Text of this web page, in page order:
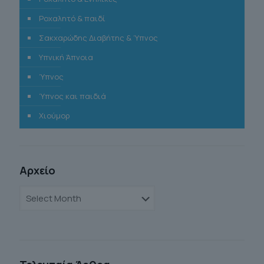
Ροχαλητό & παιδί
Σακχαρώδης Διαβήτης & Ύπνος
Υπνική Άπνοια
Ύπνος
Ύπνος και παιδιά
Χιούμορ
Αρχείο